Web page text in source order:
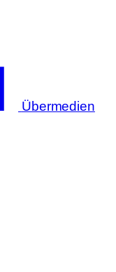
Übermedien